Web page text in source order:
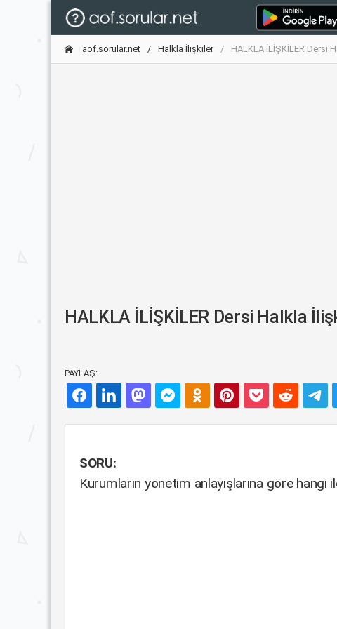
aof.sorular.net Halkla İlişkiler HALKLA İLİŞKİLER Dersi
HALKLA İLİŞKİLER Dersi Halkla
PAYLAŞ:
SORU:
Kurumların yönetim anlayışlarına göre